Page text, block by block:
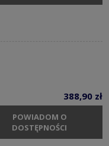
388,90 zł
POWIADOM O
DOSTĘPNOŚCI